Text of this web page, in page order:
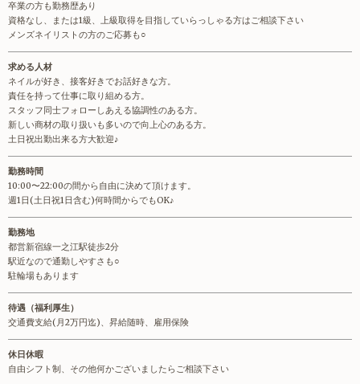
卒業の方も勤務歴あり
資格なし、または1級、上級取得を目指していらっしゃる方はご相談下さい
メンズネイリストの方のご応募も○
求める人材
ネイルが好き、接客好きでお話好きな方。
責任を持って仕事に取り組める方。
スタッフ同士フォローしあえる協調性のある方。
新しい商材の取り扱いも多いので向上心のある方。
土日祝出勤出来る方大歓迎♪
勤務時間
10:00〜22:00の間から自由に決めて頂けます。
週1日(土日祝1日含む)何時間からでもOK♪
勤務地
都営新宿線一之江駅徒歩2分
駅近なので通勤しやすさも○
駐輪場もあります
待遇（福利厚生）
交通費支給(月2万円迄)、昇給随時、雇用保険
休日休暇
自由シフト制、その他何かございましたらご相談下さい